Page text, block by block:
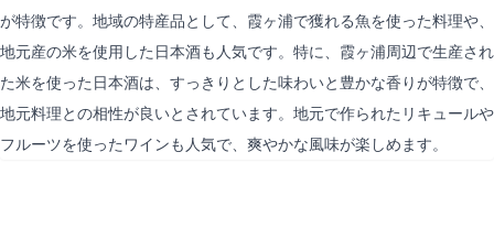
が特徴です。地域の特産品として、霞ヶ浦で獲れる魚を使った料理や、
地元産の米を使用した日本酒も人気です。特に、霞ヶ浦周辺で生産され
た米を使った日本酒は、すっきりとした味わいと豊かな香りが特徴で、
地元料理との相性が良いとされています。地元で作られたリキュールや
フルーツを使ったワインも人気で、爽やかな風味が楽しめます。